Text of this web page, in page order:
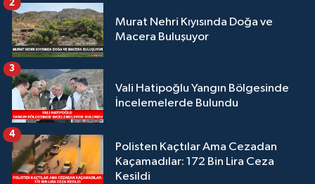
Murat Nehri Kıyısında Doğa ve
Macera Buluşuyor
2
Vali Hatipoğlu Yangın Bölgesinde
İncelemelerde Bulundu
3
Polisten Kaçtılar Ama Cezadan
Kaçamadılar: 172 Bin Lira Ceza
Kesildi
4